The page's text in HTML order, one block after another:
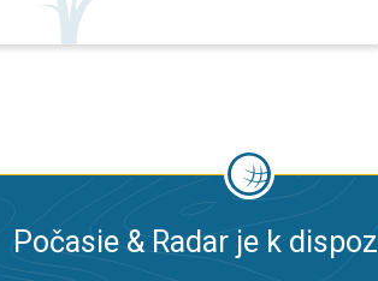
Počasie & Radar je k